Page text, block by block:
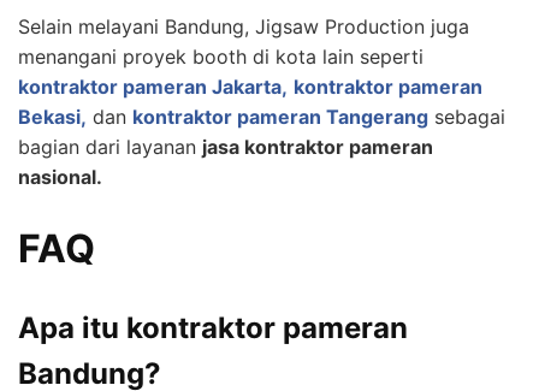
Selain melayani Bandung, Jigsaw Production juga
menangani proyek booth di kota lain seperti
kontraktor pameran Jakarta, kontraktor pameran
Bekasi, dan kontraktor pameran Tangerang sebagai
bagian dari layanan jasa kontraktor pameran
nasional.
FAQ
Apa itu kontraktor pameran
Bandung?